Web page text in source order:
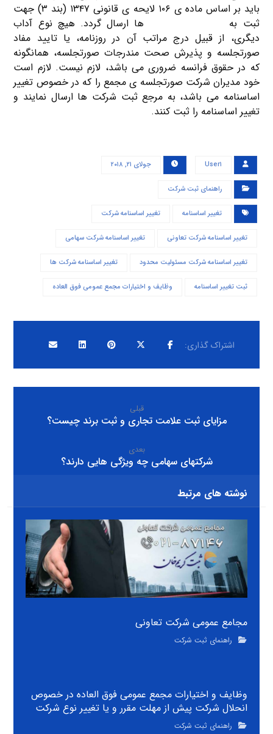
باید بر اساس ماده ی ۱۰۶ لایحه ی قانونی ۱۳۴۷ (بند ۳) جهت
ثبت به
ها ارسال گردد. هیچ نوع آداب
دیگری، از قبیل درج مراتب آن در روزنامه، یا تایید مفاد
صورتجلسه و پذیرش صحت مندرجات صورتجلسه، همانگونه
که در حقوق فرانسه ضروری می باشد، لازم نیست. لازم است
خود مدیران شرکت صورتجلسه ی مجمع را که در خصوص تغییر
اساسنامه می باشد، به مرجع ثبت شرکت ها ارسال نمایند و
تغییر اساسنامه را ثبت کنند.
User۱ جولای ۲۱, ۲۰۱۸
راهنمای ثبت شرکت
تغییر اساسنامه تغییر اساسنامه شرکت
تغییر اساسنامه شرکت تعاونی تغییر اساسنامه شرکت سهامی
تغییر اساسنامه شرکت مسئولیت محدود تغییر اساسنامه شرکت ها
ثبت تغییر اساسنامه وظایف و اختیارات مجمع عمومی فوق العاده
قبلی
مزایای ثبت علامت تجاری و ثبت برند چیست؟
بعدی
شرکتهای سهامی چه ویژگی هایی دارند؟
نوشته های مرتبط
مجامع عمومی شرکت تعاونی
راهنمای ثبت شرکت
وظایف و اختیارات مجمع عمومی فوق العاده در خصوص
انحلال شرکت پیش از مهلت مقرر و یا تغییر نوع شرکت
راهنمای ثبت شرکت